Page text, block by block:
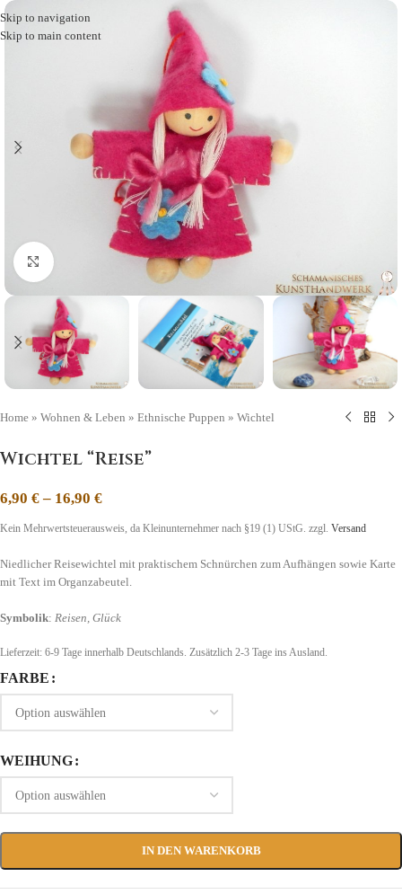
Skip to navigation
Skip to main content
Click to enlarge
Home » Wohnen & Leben » Ethnische Puppen » Wichtel
Wichtel “Reise”
6,90 €– 16,90 €
Kein Mehrwertsteuerausweis, da Kleinunternehmer nach §19 (1) UStG. zzgl. Versand
Niedlicher Reisewichtel mit praktischem Schnürchen zum Aufhängen sowie Karte
mit Text im Organzabeutel.
Symbolik: Reisen, Glück
Lieferzeit: 6-9 Tage innerhalb Deutschlands. Zusätzlich 2-3 Tage ins Ausland.
FARBE
WEIHUNG
IN DEN WARENKORB